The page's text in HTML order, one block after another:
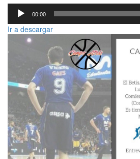
Reproductor
audio
00:00
Ir a descargar